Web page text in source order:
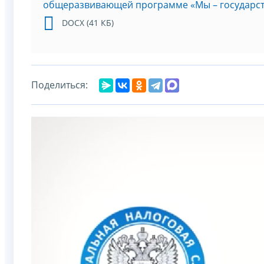
общеразвивающей программе «Мы –
DOCX (41 КБ)
Поделиться: